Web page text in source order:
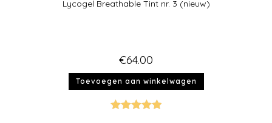
Lycogel Breathable Tint nr. 3 (nieuw)
€64.00
Toevoegen aan winkelwagen